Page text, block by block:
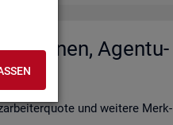
Agen­tu­
und wei­te­re Merk­